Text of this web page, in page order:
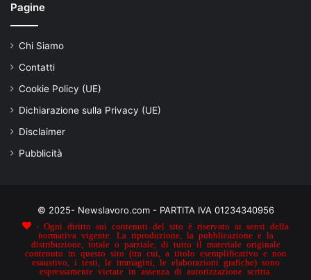
Pagine
Chi Siamo
Contatti
Cookie Policy (UE)
Dichiarazione sulla Privacy (UE)
Disclaimer
Pubblicità
© 2025- Newslavoro.com - PARTITA IVA 01234340956
- Ogni diritto sui contenuti del sito è riservato ai sensi della
normativa vigente. La riproduzione, la pubblicazione e la
distribuzione, totale o parziale, di tutto il materiale originale
contenuto in questo sito (tra cui, a titolo esemplificativo e non
esaustivo, i testi, le immagini, le elaborazioni grafiche) sono
espressamente vietate in assenza di autorizzazione scritta.